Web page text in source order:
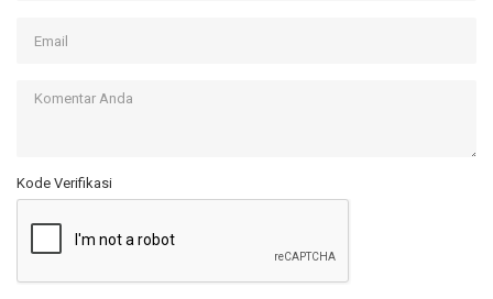
Kode Verifikasi